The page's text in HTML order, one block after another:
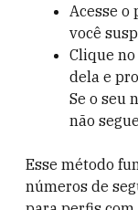
Acesse o
você
Clique
dela e
Se o seu
não
Esse método
números de